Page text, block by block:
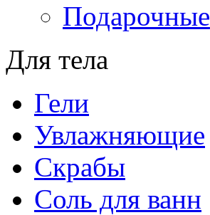
Подарочные
Для тела
Гели
Увлажняющие
Скрабы
Соль для ванн